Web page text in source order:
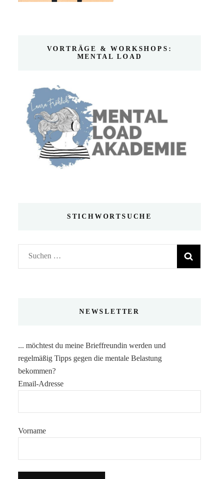
VORTRÄGE & WORKSHOPS:
MENTAL LOAD
STICHWORTSUCHE
Suchen
nach:
NEWSLETTER
... möchtest du meine Brieffreundin werden und
regelmäßig Tipps gegen die mentale Belastung
bekommen?
Email-Adresse
Vorname